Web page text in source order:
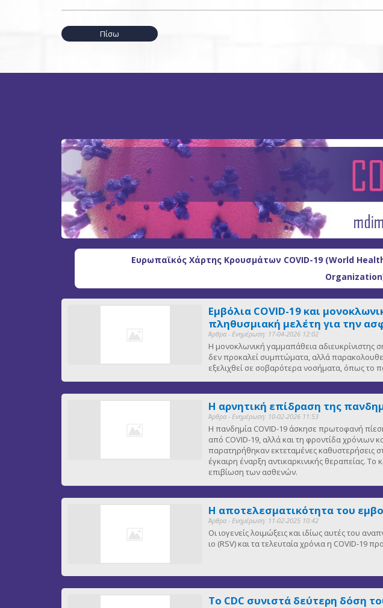
Πίσω
Ευρωπαϊκός Χάρτης Κρουσμάτων COVID-19 (World
Εμβόλια COVID-19 και
πληθυσμιακή μελέτη για την
Άρθρα - Ενημέρωση: 17-04-2026 12:02
Η μονοκλωνική γαμμαπάθεια αδιευκρίνιστης
δεν προκαλεί συμπτώματα, αλλά
εξελιχθεί σε σοβαρότερα νοσήματα, όπως το
Η αρνητική επίδραση της
Άρθρα - Ενημέρωση: 10-02-2026 11:53
Η πανδημία COVID-19 άσκησε πρωτοφανή
από COVID-19, αλλά και τη φροντίδα χρόνιων
παρατηρήθηκαν εκτεταμένες καθυστερήσεις
έγκαιρη έναρξη αντικαρκινικής θεραπείας.
επιβίωση των ασθενών.
Η αποτελεσματικότητα του
Άρθρα - Ενημέρωση: 11-02-2025 10:42
Οι ιογενείς λοιμώξεις και ιδίως αυτές του
ιο (RSV) και τα τελευταία χρόνια η COVID-19
Το CDC συνιστά δεύτερη δόση